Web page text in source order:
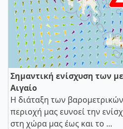
Σημαντική ενίσχυση των
Αιγαίο
Η διάταξη των
περιοχή μας ευνοεί την
στη χώρα μας έως και το ...